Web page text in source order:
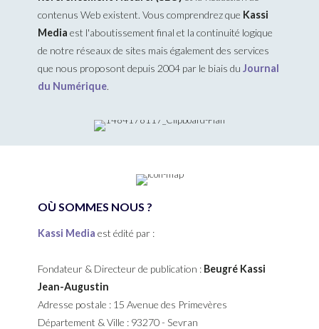
contenus Web existent. Vous comprendrez que Kassi
Media est l'aboutissement final et la continuité logique
de notre réseaux de sites mais également des services
que nous proposont depuis 2004 par le biais du Journal
du Numérique.
OÙ SOMMES NOUS ?
Kassi Media est édité par :
Fondateur & Directeur de publication : Beugré Kassi
Jean-Augustin
Adresse postale : 15 Avenue des Primevères
Département & Ville : 93270 - Sevran